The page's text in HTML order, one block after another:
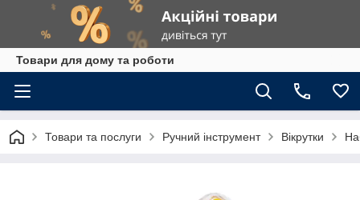
Товари для дому та роботи
Товари та послуги Ручний інструмент Вікрутки